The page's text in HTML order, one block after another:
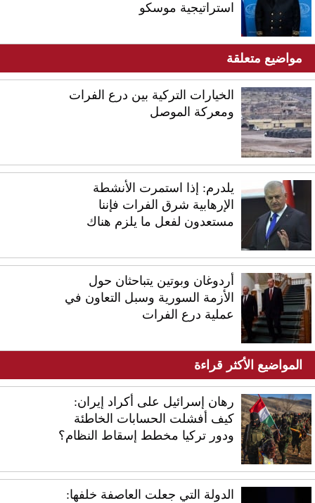
استراتيجية موسكو
مواضيع متعلقة
الخيارات التركية بين درع الفرات
ومعركة الموصل
يلدرم: إذا استمرت الأنشطة
الإرهابية شرق الفرات فإننا
مستعدون لفعل ما يلزم هناك
أردوغان وبوتين يتباحثان حول
الأزمة السورية وسبل التعاون في
عملية درع الفرات
المواضيع الأكثر قراءة
رهان إسرائيل على أكراد إيران:
كيف أفشلت الحسابات الخاطئة
ودور تركيا مخطط إسقاط النظام؟
الدولة التي جعلت العاصفة خلفها: